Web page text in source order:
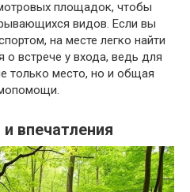
площадок, чтобы
видов. Если вы
на месте легко найти
о встрече у входа, ведь для
только место, но и общая
впечатления